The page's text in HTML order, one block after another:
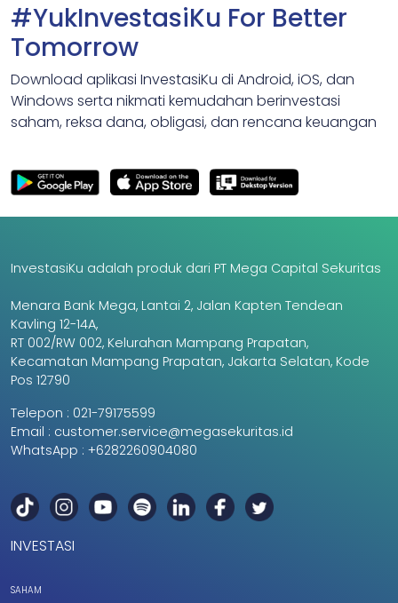
#YukInvestasiKu For Better
Tomorrow
Download aplikasi InvestasiKu di Android, iOS, dan
Windows serta nikmati kemudahan berinvestasi
saham, reksa dana, obligasi, dan rencana keuangan
InvestasiKu adalah produk dari PT Mega Capital Sekuritas
Menara Bank Mega, Lantai 2, Jalan Kapten Tendean
Kavling 12-14A,
RT 002/RW 002, Kelurahan Mampang Prapatan,
Kecamatan Mampang Prapatan, Jakarta Selatan, Kode
Pos 12790
Telepon : 021-79175599
Email : customer.service@megasekuritas.id
WhatsApp : +6282260904080
INVESTASI
SAHAM